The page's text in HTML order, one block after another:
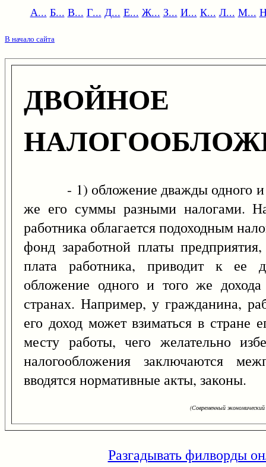
А... Б... В... Г... Д... Е... Ж... З... И... К... Л... М...
В начало сайта
ДВОЙНОЕ
- 1) обложение дважды одного и
же его суммы разными налогами.
работника облагается подоходным
фонд заработной платы
плата работника, приводит к ее
обложение одного и того же
странах. Например, у гражданина,
его доход может взиматься в стране
месту работы, чего желательно
налогообложения заключаются
вводятся нормативные акты, законы.
(Современный
Разгадывать филворды